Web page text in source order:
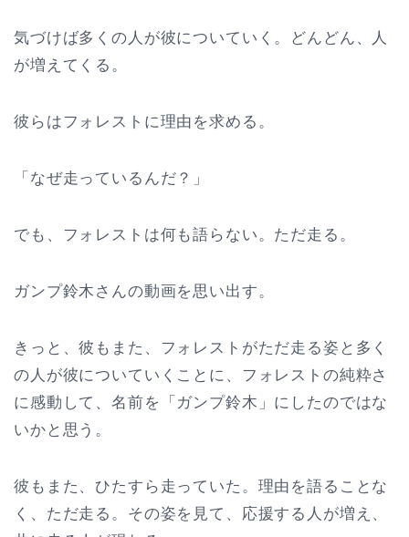
気づけば多くの人が彼についていく。どんどん、人
が増えてくる。
彼らはフォレストに理由を求める。
「なぜ走っているんだ？」
でも、フォレストは何も語らない。ただ走る。
ガンプ鈴木さんの動画を思い出す。
きっと、彼もまた、フォレストがただ走る姿と多く
の人が彼についていくことに、フォレストの純粋さ
に感動して、名前を「ガンプ鈴木」にしたのではな
いかと思う。
彼もまた、ひたすら走っていた。理由を語ることな
く、ただ走る。その姿を見て、応援する人が増え、